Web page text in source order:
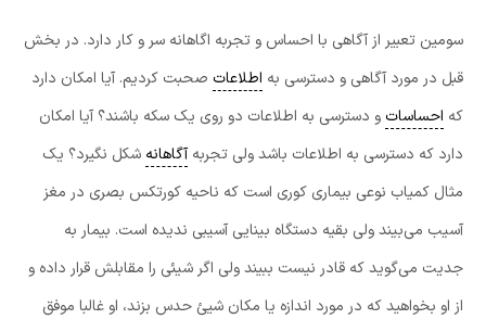
سومین تعبیر از آگاهی با احساس و تجربه اگاهانه سر و کار دارد. در بخش
قبل در مورد آگاهی و دسترسی به اطلاعات صحبت کردیم. آیا امکان دارد
که احساسات و دسترسی به اطلاعات دو روی یک سکه باشند؟ آیا امکان
دارد که دسترسی به اطلاعات باشد ولی تجربهآگاهانه شکل نگیرد؟ یک
مثال کمیاب نوعی بیماری کوری است که ناحیه کورتکس بصری در مغز
آسیب می‌بیند ولی بقیه دستگاه بینایی آسیبی ندیده است. بیمار به
جدیت می‌گوید که قادر نیست ببیند ولی اگر شیئی را مقابلش قرار داده و
از او بخواهید که در مورد اندازه یا مکان شیئ حدس بزند، او غالبا موفق